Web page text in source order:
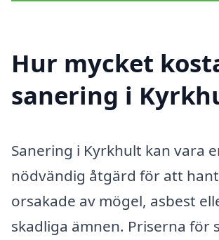
Hur mycket
sanering i
Sanering i Kyrkhult kan vara
nödvändig åtgärd för att
orsakade av mögel, asbest
skadliga ämnen. Priserna för